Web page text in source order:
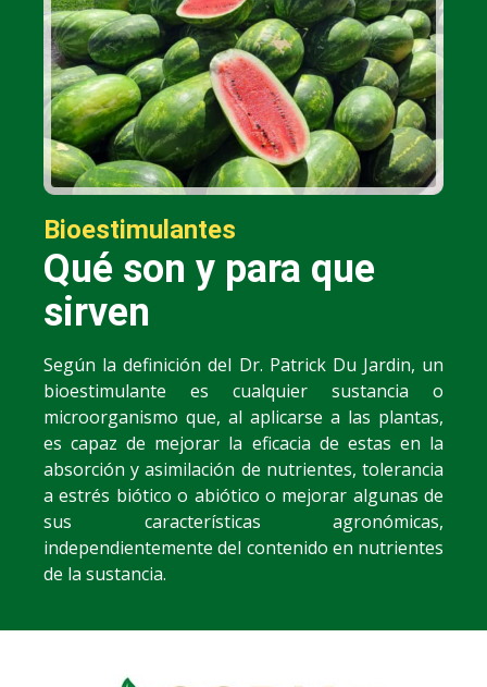
Bioestimulantes
Qué son y para que
sirven
Según la definición del Dr. Patrick Du Jardin, un
bioestimulante es cualquier sustancia o
microorganismo que, al aplicarse a las plantas,
es capaz de mejorar la eficacia de estas en la
absorción y asimilación de nutrientes, tolerancia
a estrés biótico o abiótico o mejorar algunas de
sus características agronómicas,
independientemente del contenido en nutrientes
de la sustancia.